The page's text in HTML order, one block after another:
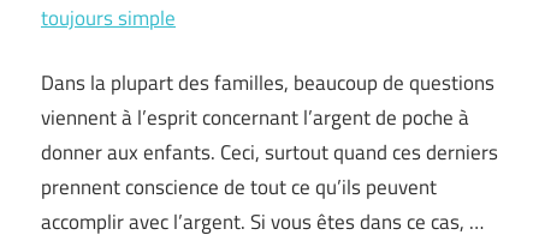
toujours simple
Dans la plupart des familles, beaucoup de questions
viennent à l’esprit concernant l’argent de poche à
donner aux enfants. Ceci, surtout quand ces derniers
prennent conscience de tout ce qu’ils peuvent
accomplir avec l’argent. Si vous êtes dans ce cas, …